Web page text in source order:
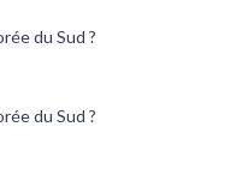
du Sud ?
du Sud ?